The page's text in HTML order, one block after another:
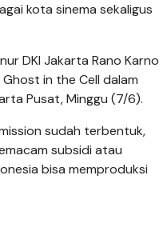
kota sinema sekaligus
DKI Jakarta Rano Karno
in the Cell dalam
Pusat, Minggu (7/6).
sudah terbentuk,
subsidi atau
bisa memproduksi